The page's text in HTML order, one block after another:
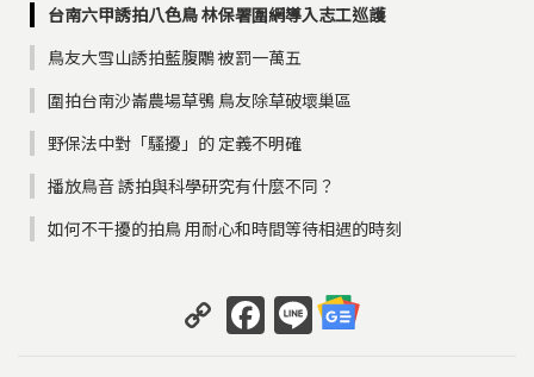
台南六甲誘拍八色鳥 林保署圍網導入志工巡護
鳥友大雪山誘拍藍腹鷴 被罰一萬五
圍拍台南沙崙農場草鴞 鳥友除草破壞巢區
野保法中對「騷擾」的 定義不明確
播放鳥音 誘拍與科學研究有什麼不同？
如何不干擾的拍鳥 用耐心和時間等待相遇的時刻
C
o
F
a
Li
n